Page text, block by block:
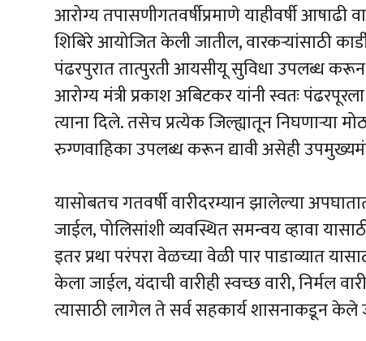
आरोग्य तपासणीगतवर्षीप्रमाणे याहीवर्षी आषाढी
शिबिरे आयोजित केली जातील, वारकऱ्यांसाठी
पंढरपुरात तात्पुरती आयसीयू सुविधा उपलब्ध
आरोग्य मंत्री प्रकाश अबिटकर यांनी स्वतः
त्याना दिले. तसेच प्रत्येक जिल्ह्यातून निघणाऱ्या
रुग्णवाहिका उपलब्ध करून द्यावी असेही
यासोबतच गतवर्षी वारीदरम्यान झालेल्या
जाईल, पोलिसांशी व्यवस्थित समन्वय व्हावा
इतर प्रथा परंपरा वेळच्या वेळी पार पाडाव्यात
केला जाईल, यंदाची वारीही स्वच्छ वारी, निर्मल
त्यासाठी लागेल ते सर्व सहकार्य शासनाकडून